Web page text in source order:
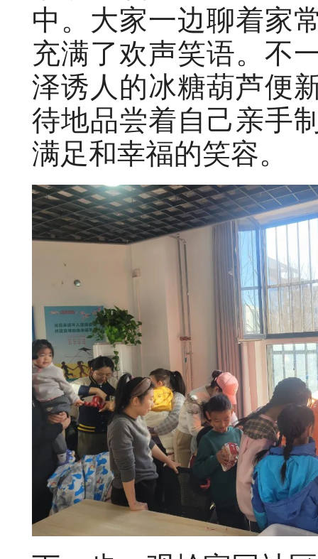
中。大家一边聊着家
充满了欢声笑语。不
泽诱人的冰糖葫芦便
待地品尝着自己亲手
满足和幸福的笑容。